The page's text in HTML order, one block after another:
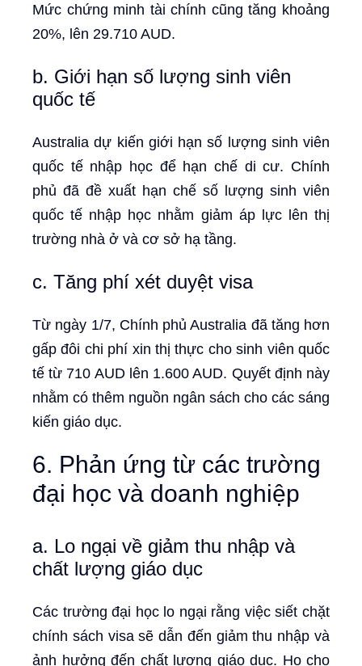
Mức chứng minh tài chính cũng tăng khoảng
20%, lên 29.710 AUD.
b. Giới hạn số lượng sinh viên
quốc tế
Australia dự kiến giới hạn số lượng sinh viên
quốc tế nhập học để hạn chế di cư. Chính
phủ đã đề xuất hạn chế số lượng sinh viên
quốc tế nhập học nhằm giảm áp lực lên thị
trường nhà ở và cơ sở hạ tầng.
c. Tăng phí xét duyệt visa
Từ ngày 1/7, Chính phủ Australia đã tăng hơn
gấp đôi chi phí xin thị thực cho sinh viên quốc
tế từ 710 AUD lên 1.600 AUD. Quyết định này
nhằm có thêm nguồn ngân sách cho các sáng
kiến giáo dục.
6. Phản ứng từ các trường
đại học và doanh nghiệp
a. Lo ngại về giảm thu nhập và
chất lượng giáo dục
Các trường đại học lo ngại rằng việc siết chặt
chính sách visa sẽ dẫn đến giảm thu nhập và
ảnh hưởng đến chất lượng giáo dục. Họ cho